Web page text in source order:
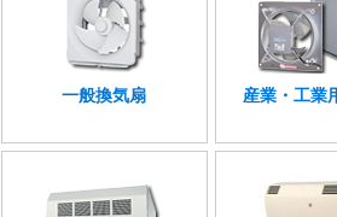
一般換気扇 産業・工業